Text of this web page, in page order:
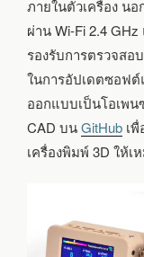
ภายในตัวเครื่อง น
ผ่าน Wi-Fi 2.4
รองรับการตรวจส
ในการอัปเดตซอฟ
ออกแบบเป็นโอเพน
CAD บนGitHub เ
เครื่องพิมพ์ 3D ให้เ